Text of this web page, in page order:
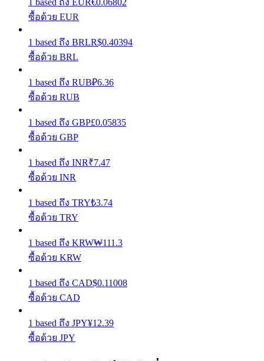
รับรางวัลการแข่งขันทุกวัน
ผลตอบแทนสูงและเข้าถึงได้ทันที
Launchpool
การเซ้งแบบยืดหยุ่นเพื่อรับโทเคนยอดนิยม
ซื้อด้วย EUR
1 based ถึง BRLR$0.40394
ซื้อด้วย BRL
1 based ถึง RUB₽6.36
ซื้อด้วย RUB
1 based ถึง GBP£0.05835
ซื้อด้วย GBP
1 based ถึง INR₹7.47
ซื้อด้วย INR
1 based ถึง TRY₺3.74
ซื้อด้วย TRY
1 based ถึง KRW₩111.3
ซื้อด้วย KRW
1 based ถึง CAD$0.11008
ซื้อด้วย CAD
1 based ถึง JPY¥12.39
ซื้อด้วย JPY